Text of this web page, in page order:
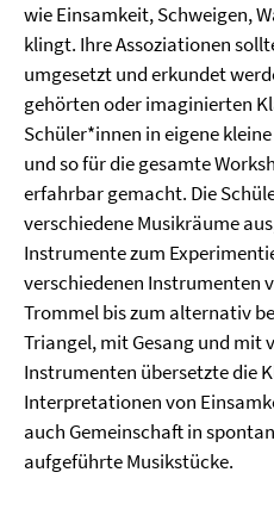
wie Einsamkeit, Schweigen,
klingt. Ihre Assoziationen
umgesetzt und erkundet
gehörten oder imaginierten
Schüler*innen in eigene
und so für die gesamte
erfahrbar gemacht. Die
verschiedene Musikräume
Instrumente zum
verschiedenen Instrumenten
Trommel bis zum alternativ
Triangel, mit Gesang und mit
Instrumenten übersetzte die
Interpretationen von
auch Gemeinschaft in
aufgeführte Musikstücke.